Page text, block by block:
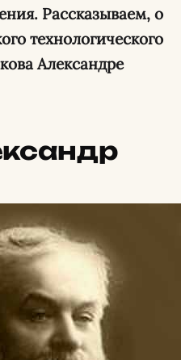
Рассказываем, о
технологического
Александре